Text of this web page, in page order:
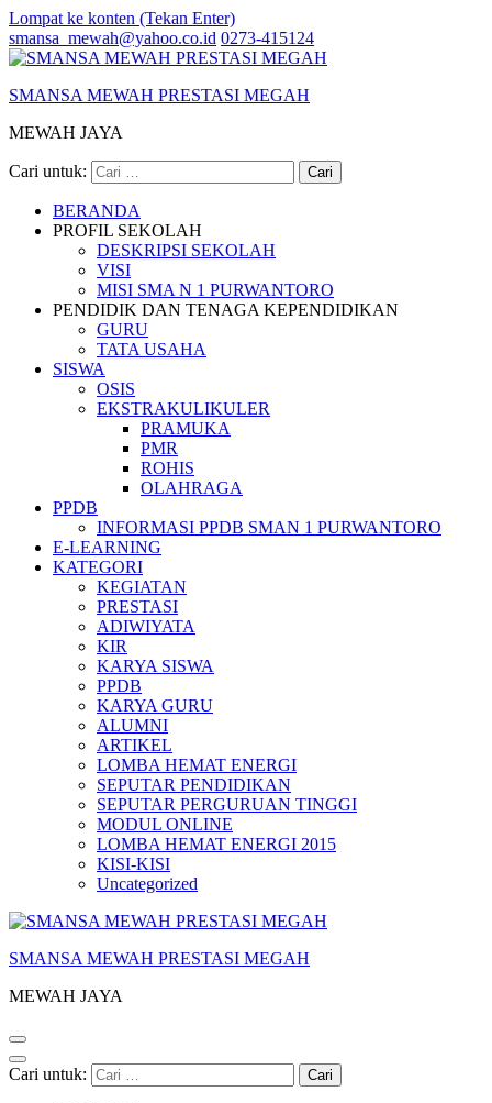
Lompat ke konten (Tekan Enter)
smansa_mewah@yahoo.co.id 0273-415124
SMANSA MEWAH PRESTASI MEGAH
MEWAH JAYA
Cari untuk:
BERANDA
PROFIL SEKOLAH
DESKRIPSI SEKOLAH
VISI
MISI SMA N 1 PURWANTORO
PENDIDIK DAN TENAGA KEPENDIDIKAN
GURU
TATA USAHA
SISWA
OSIS
EKSTRAKULIKULER
PRAMUKA
PMR
ROHIS
OLAHRAGA
PPDB
INFORMASI PPDB SMAN 1 PURWANTORO
E-LEARNING
KATEGORI
KEGIATAN
PRESTASI
ADIWIYATA
KIR
KARYA SISWA
PPDB
KARYA GURU
ALUMNI
ARTIKEL
LOMBA HEMAT ENERGI
SEPUTAR PENDIDIKAN
SEPUTAR PERGURUAN TINGGI
MODUL ONLINE
LOMBA HEMAT ENERGI 2015
KISI-KISI
Uncategorized
SMANSA MEWAH PRESTASI MEGAH
MEWAH JAYA
Cari untuk: